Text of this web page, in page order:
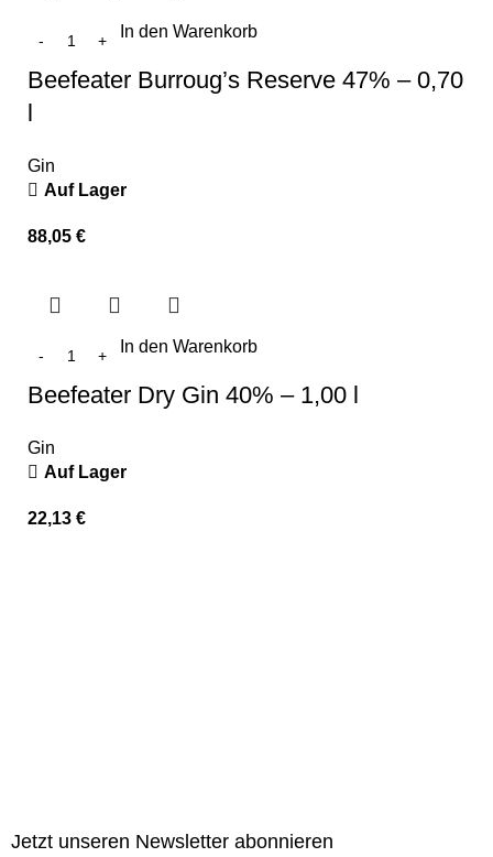
In den Warenkorb
Beefeater Burroug’s Reserve 47% – 0,70
Gin
Auf Lager
88,05 €
In den Warenkorb
Beefeater Dry Gin 40% – 1,00 l
Gin
Auf Lager
22,13 €
Jetzt unseren Newsletter abonnieren